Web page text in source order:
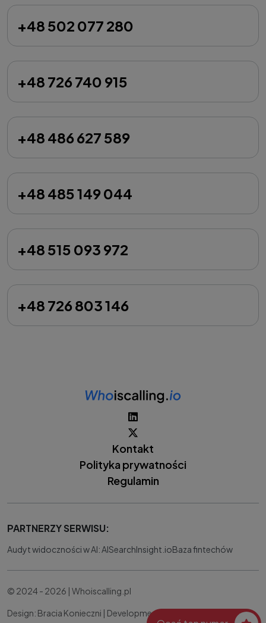
+48 502 077 280
+48 726 740 915
+48 486 627 589
+48 485 149 044
+48 515 093 972
+48 726 803 146
Kontakt
Polityka prywatności
Regulamin
PARTNERZY SERWISU:
Audyt widoczności w AI: AISearchInsight.ioBaza fintechów
© 2024 - 2026 | Whoiscalling.pl
Design: Bracia Konieczni | Development: